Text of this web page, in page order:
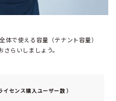
で使える容量（テナント容量）
らいしましょう。
センス購入ユーザー数 ）